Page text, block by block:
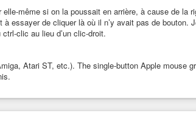
même si on la poussait en arrière, à cause de la
essayer de cliquer là où il n’y avait pas de bouton.
clic au lieu d’un clic-droit.
Atari ST, etc.). The single-button Apple mouse